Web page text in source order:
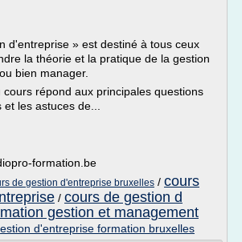
d'entreprise » est destiné à tous ceux
la théorie et la pratique de la gestion
bien manager.
répond aux principales questions
les astuces de...
formation.be
de gestion d'entreprise bruxelles / cours
/ cours de gestion d
gestion et management
d'entreprise formation bruxelles